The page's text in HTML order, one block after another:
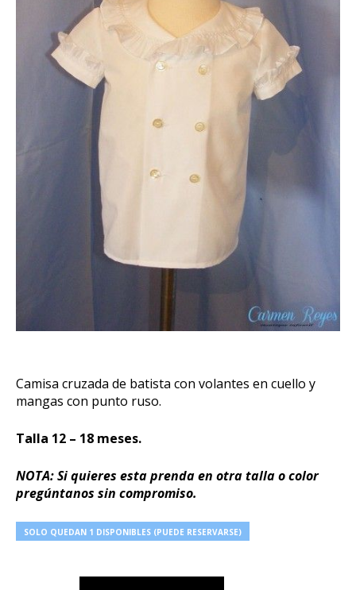
Camisa cruzada de batista con volantes en cuello y
mangas con punto ruso.
Talla 12 – 18 meses.
NOTA: Si quieres esta prenda en otra talla o color
pregúntanos sin compromiso.
SOLO QUEDAN 1 DISPONIBLES (PUEDE RESERVARSE)